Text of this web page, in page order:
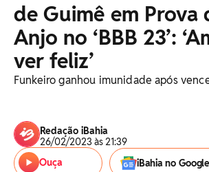
de Guimê em Prova
Anjo no ‘BBB 23’:
ver feliz’
Funkeiro ganhou imunidade após
Redação iBahia
26/02/2023 às 21:39
Ouça
iBahia no